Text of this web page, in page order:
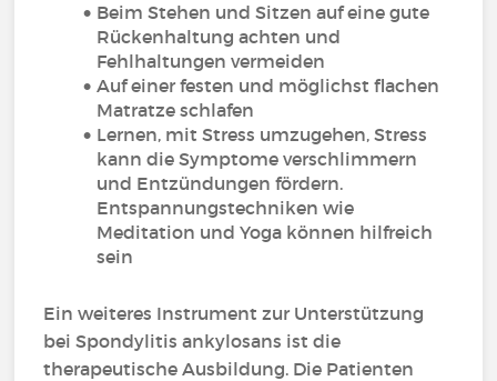
Beim Stehen und Sitzen auf eine gute
Rückenhaltung achten und
Fehlhaltungen vermeiden
Auf einer festen und möglichst flachen
Matratze schlafen
Lernen, mit Stress umzugehen, Stress
kann die Symptome verschlimmern
und Entzündungen fördern.
Entspannungstechniken wie
Meditation und Yoga können hilfreich
sein
Ein weiteres Instrument zur Unterstützung
bei Spondylitis ankylosans ist die
therapeutische Ausbildung. Die Patienten